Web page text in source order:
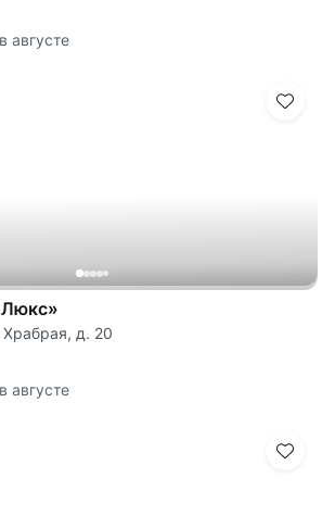
августе
д. 20
августе